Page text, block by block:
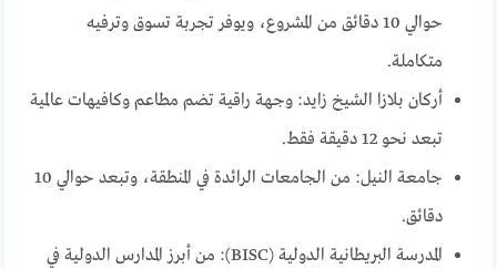
حوالي 10 دقائق من المشروع، ويوفر تجربة تسوق وترفيه
متكاملة.
أركان بلازا الشيخ زايد: وجهة راقية تضم مطاعم وكافيهات عالمية
تبعد نحو 12 دقيقة فقط.
جامعة النيل: من الجامعات الرائدة في المنطقة، وتبعد حوالي 10
دقائق.
المدرسة البريطانية الدولية (BISC): من أبرز المدارس الدولية في